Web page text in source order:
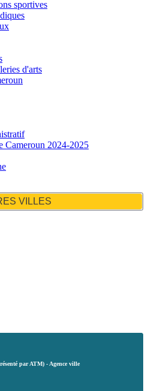
sportives
d'arts
Cameroun 2024-2025
VILLES
par ATM) - Agence ville